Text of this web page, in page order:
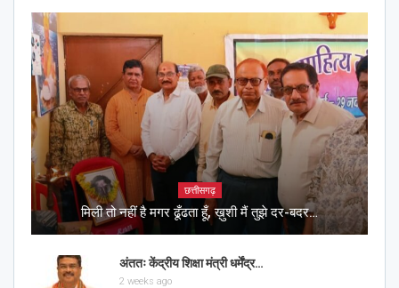
छत्तीसगढ़
मिली तो नहीं है मगर ढूँढता हूँ, ख़ुशी मैं तुझे दर-बदर…
अंततः केंद्रीय शिक्षा मंत्री धर्मेंद्र…
2 weeks ago